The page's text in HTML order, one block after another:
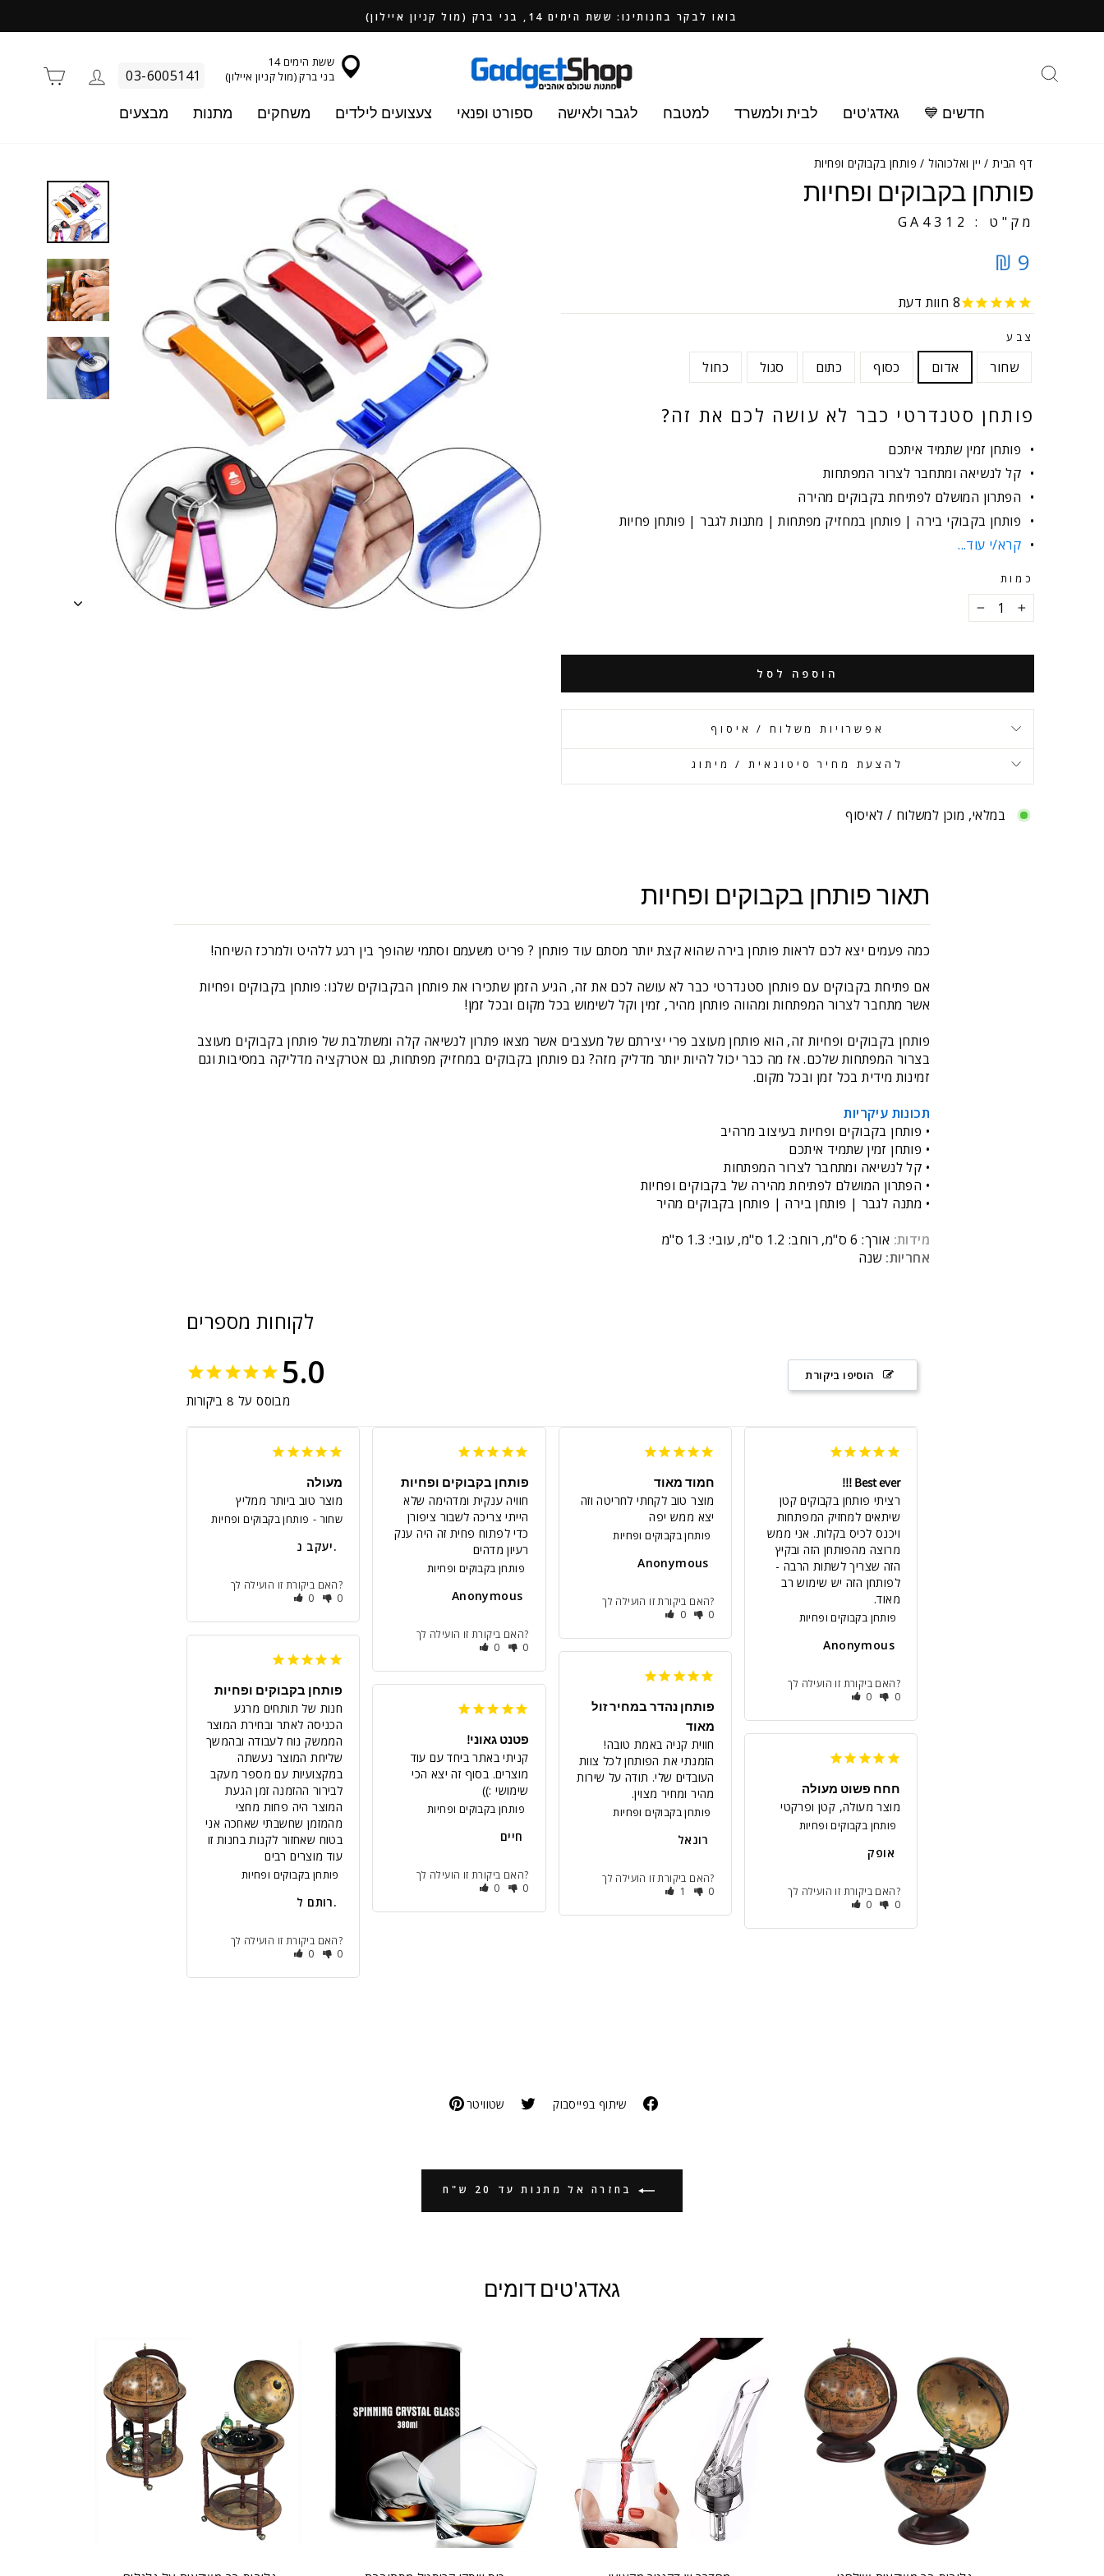
בואו לבקר בחנותינו: ששת הימים 14, בני ברק (מול קניון איילון)
ששת הימים 14
בני ברק (מול קניון איילון)
03-6005141 התחברות
חדשים 💙 גאדג'טים לבית ולמשרד למטבח לגבר ולאישה ספורט ופנאי צעצועים לילדים משחקים מתנות מבצעים
דף הבית/ יין ואלכוהול /פותחן בקבוקים ופחיות
פותחן בקבוקים ופחיות
מק"ט : GA4312
9 ₪
8 חוות דעת
צבע
שחור אדום כסוף כתום סגול כחול
פותחן סטנדרטי כבר לא עושה לכם את זה?
פותחן זמין שתמיד איתכם
קל לנשיאה ומתחבר לצרור המפתחות
הפתרון המושלם לפתיחת בקבוקים מהירה
פותחן בקבוקי בירה | פותחן במחזיק מפתחות | מתנות לגבר | פותחן פחיות
קרא/י עוד...
כמות
− +
הוספה לסל
אפשרויות משלוח / איסוף
להצעת מחיר סיטונאית / מיתוג
במלאי, מוכן למשלוח / לאיסוף
תאור פותחן בקבוקים ופחיות
כמה פעמים יצא לכם לראות פותחן בירה שהוא קצת יותר מסתם עוד פותחן ? פריט משעמם וסתמי שהופך בין רגע ללהיט ולמרכז השיחה!
אם פתיחת בקבוקים עם פותחן סטנדרטי כבר לא עושה לכם את זה, הגיע הזמן שתכירו את פותחן הבקבוקים שלנו: פותחן בקבוקים ופחיות
אשר מתחבר לצרור המפתחות ומהווה פותחן מהיר, זמין וקל לשימוש בכל מקום ובכל זמן!
פותחן בקבוקים ופחיות זה, הוא פותחן מעוצב פרי יצירתם של מעצבים אשר מצאו פתרון לנשיאה קלה ומשתלבת של פותחן בקבוקים מעוצב
בצרור המפתחות שלכם. אז מה כבר יכול להיות יותר מדליק מזה? גם פותחן בקבוקים במחזיק מפתחות, גם אטרקציה מדליקה במסיבות וגם
זמינות מידית בכל זמן ובכל מקום.
תכונות עיקריות
• פותחן בקבוקים ופחיות בעיצוב מרהיב
• פותחן זמין שתמיד איתכם
• קל לנשיאה ומתחבר לצרור המפתחות
• הפתרון המושלם לפתיחת מהירה של בקבוקים ופחיות
• מתנה לגבר | פותחן בירה | פותחן בקבוקים מהיר
מידות: אורך: 6 ס"מ, רוחב: 1.2 ס"מ, עובי: 1.3 ס"מ
אחריות:שנה
לקוחות מספרים
5.0
מבוסס על 8 ביקורות
הוסיפו ביקורת
מעולה
מוצר טוב ביותר ממליץ
פותחן בקבוקים ופחיות שחור
יעקב נ.
האם ביקורת זו הועילה לך?
0
0
פותחן בקבוקים ופחיות
חוויה ענקית ומדהימה שלא
רעיון מדהים
פותחן בקבוקים ופחיות
Anonymous
האם ביקורת זו הועילה לך?
0
0
חמוד מאוד
יצא ממש יפה
פותחן בקבוקים ופחיות
Anonymous
האם ביקורת זו הועילה לך?
0
0
Best ever !!!
לפותחן הזה יש שימוש רב
מאוד.
פותחן בקבוקים ופחיות
Anonymous
האם ביקורת זו הועילה לך?
0
0
פותחן בקבוקים ופחיות
הממשק נוח לעבודה ובהמשך
שליחת המוצר נעשתה
במקצועיות עם מספר מעקב
לבירור ההזמנה זמן הגעת
מהמזמן שחשבתי שאחכה אני
עוד מוצרים רבים
פותחן בקבוקים ופחיות
רותם ל.
האם ביקורת זו הועילה לך?
0
0
פותחן נהדר במחיר זול
מאוד
חווית קניה באמת טובה!
העובדים שלי. תודה על שירות
מהיר ומחיר מצוין.
פותחן בקבוקים ופחיות
רונאל
האם ביקורת זו הועילה לך?
1
0
פטנט גאוני!
מוצרים. בסוף זה יצא הכי
שימושי :))
פותחן בקבוקים ופחיות
חיים
האם ביקורת זו הועילה לך?
0
0
חחח פשוט מעולה
מוצר מעולה, קטן ופרקטי
פותחן בקבוקים ופחיות
אופק
האם ביקורת זו הועילה לך?
0
0
שיתוף בפייסבוק שטוויטר
בחזרה אל מתנות עד 20 ש"ח
גאדג'טים דומים